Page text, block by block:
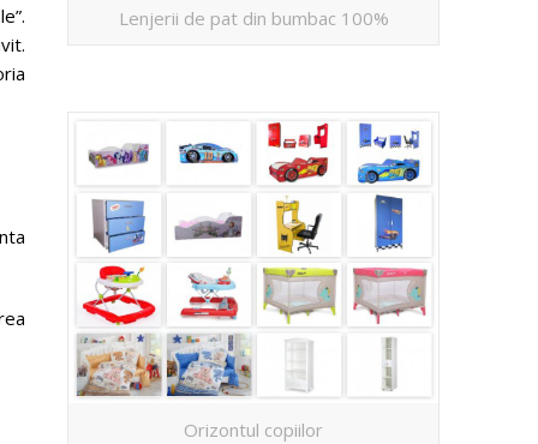
Lenjerii de pat din bumbac 100%
Orizontul copiilor